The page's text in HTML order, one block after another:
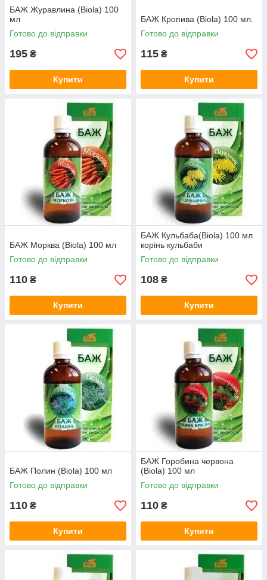
БАЖ Журавлина (Biola) 100
мл
Готово до відправки
195 ₴
Купити
БАЖ Кропива (Biola) 100 мл.
Готово до відправки
115 ₴
Купити
БАЖ Морква (Biola) 100 мл
Готово до відправки
110 ₴
Купити
БАЖ Кульбаба(Biola) 100 мл
корінь кульбаби
Готово до відправки
108 ₴
Купити
БАЖ Полин (Biola) 100 мл
Готово до відправки
110 ₴
Купити
БАЖ Горобина червона
(Biola) 100 мл
Готово до відправки
110 ₴
Купити